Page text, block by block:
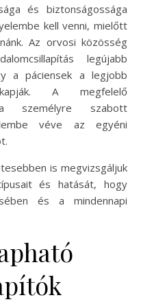
és biztonságossága
kell venni, mielőtt
Az orvosi közösség
legújabb
a páciensek a legjobb
A megfelelő
személyre szabott
véve az egyéni
is megvizsgáljuk
és hatását, hogy
és a mindennapi